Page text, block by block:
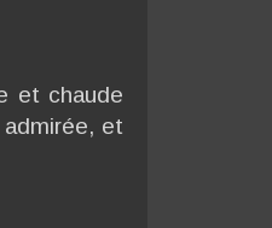
et chaude
et